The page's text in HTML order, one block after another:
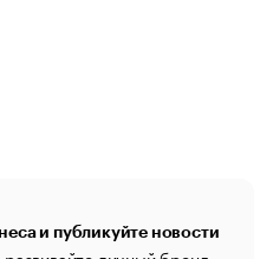
и публикуйте новости